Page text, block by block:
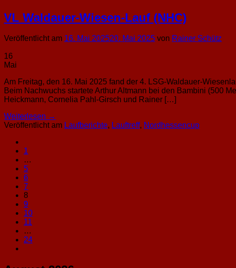
VL Waldauer-Wiesen-Lauf (NHC)
Veröffentlicht am 16. Mai 202520. Mai 2025 von Rainer Schütz
16
Mai
Am Freitag, den 16. Mai 2025 fand der 4. LSG-Waldauer-
Beim Nachwuchs startete Arthur Altmann bei den Bambini (500
Heickmann, Cornelia Pahl-Girsch und Rainer […]
Weiterlesen →
Veröffentlicht am Laufberichte, Lauftreff, Nordhessencup
1
…
5
6
7
8
9
10
11
…
24